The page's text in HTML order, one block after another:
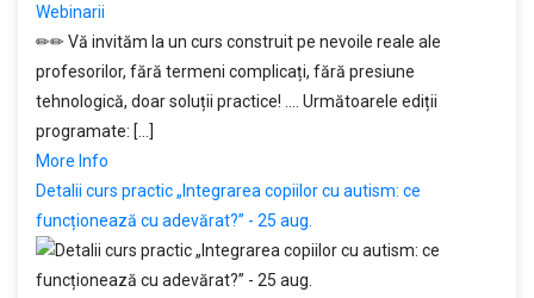
Webinarii
✏✏ Vă invităm la un curs construit pe nevoile reale ale
profesorilor, fără termeni complicați, fără presiune
tehnologică, doar soluții practice! .... Următoarele ediții
programate: [...]
More Info
Detalii curs practic „Integrarea copiilor cu autism: ce
funcționează cu adevărat?” - 25 aug.